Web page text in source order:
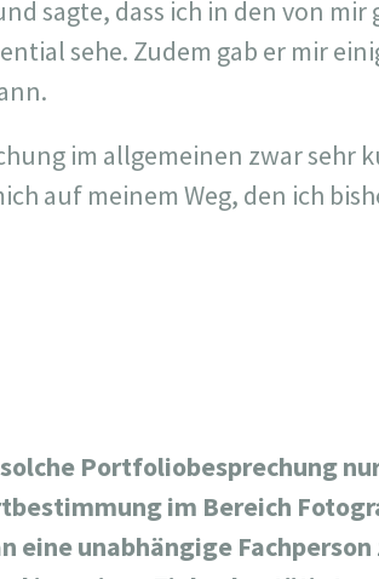
sagte, dass ich in den von
sehe. Zudem gab er mir
im allgemeinen zwar sehr
auf meinem Weg, den ich
Portfoliobesprechung
im Bereich
eine unabhängige